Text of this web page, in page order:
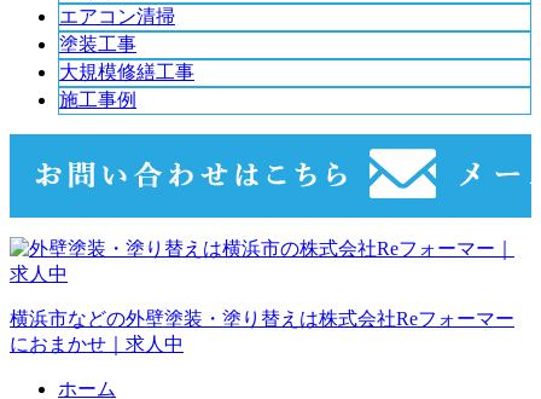
エアコン清掃
塗装工事
大規模修繕工事
施工事例
横浜市などの外壁塗装・塗り替えは株式会社Reフォーマー
におまかせ｜求人中
ホーム